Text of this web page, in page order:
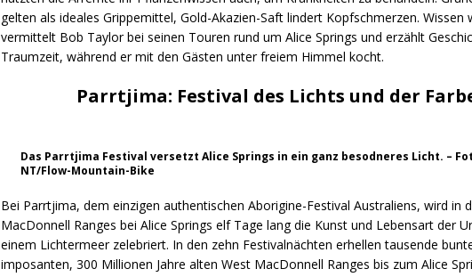
gelten als ideales Grippemittel, Gold-Akazien-Saft lindert Kopfschmerzen. Wissen
vermittelt Bob Taylor bei seinen Touren rund um Alice Springs und erzählt
Traumzeit, während er mit den Gästen unter freiem Himmel kocht.
Parrtjima: Festival des Lichts und der
Das Parrtjima Festival versetzt Alice Springs in ein ganz besodneres Licht. –
NT/Flow-Mountain-Bike
Bei Parrtjima, dem einzigen authentischen Aborigine-Festival Australiens, wird in
MacDonnell Ranges bei Alice Springs elf Tage lang die Kunst und Lebensart der
einem Lichtermeer zelebriert. In den zehn Festivalnächten erhellen tausende
imposanten, 300 Millionen Jahre alten West MacDonnell Ranges bis zum Alice